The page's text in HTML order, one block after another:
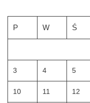
P W Ś
3 4 5
10 11 12